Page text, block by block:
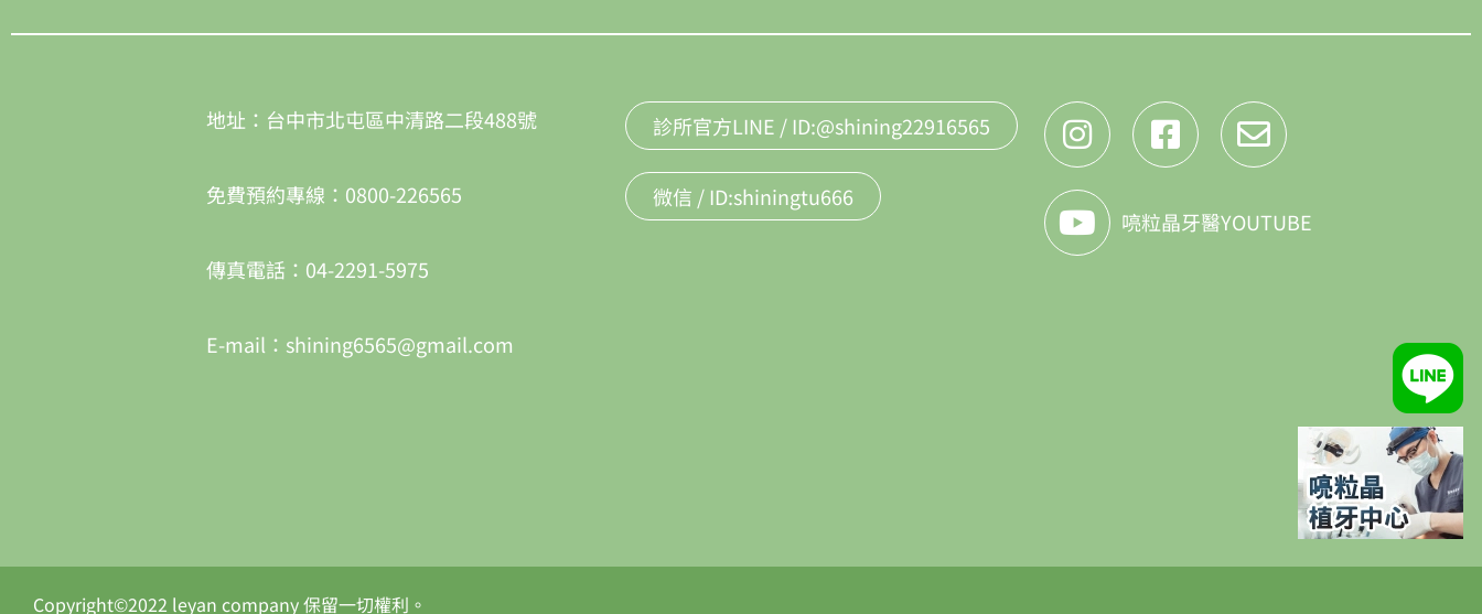
地址：台中市北屯區中清路二段488號
免費預約專線：0800-226565
傳真電話：04-2291-5975
E-mail：shining6565@gmail.com
診所官方LINE / ID:@shining22916565
微信 / ID:shiningtu666
喨粒晶牙醫YOUTUBE
Copyright©2022 leyan company 保留一切權利。